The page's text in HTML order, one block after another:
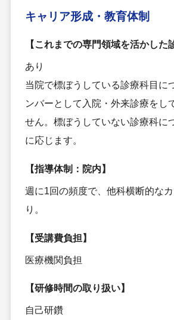
キャリア形成・ 教育体制
【これまでの専門領域を活かした
あり
当院で標ぼうしている診療科目に
ンバーとして入院・外来診療をし
せん。標ぼうしていない診療科に
に応じます。
【指導体制：院内】
週に1回の頻度で、他科横断的な
り。
【受講費負担】
医療機関負担
【研修時間の取り扱い】
自己研鑽